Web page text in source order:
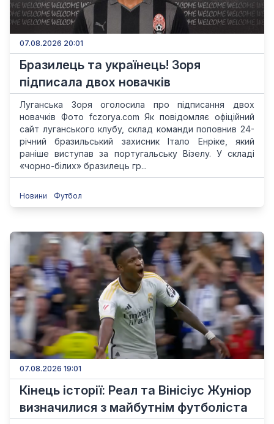
07.08.2026 20:01
Бразилець та українець! Зоря
підписала двох новачків
Луганська Зоря оголосила про підписання двох
новачків Фото fczorya.com Як повідомляє офіційний
сайт луганського клубу, склад команди поповнив 24-
річний бразильський захисник Італо Енріке, який
раніше виступав за португальську Візелу. У складі
«чорно-білих» бразилець гр...
Новини Футбол
07.08.2026 19:01
Кінець історії: Реал та Вінісіус Жуніор
визначилися з майбутнім футболіста